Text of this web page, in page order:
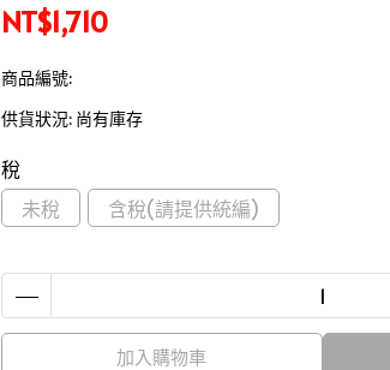
NT$1,710
商品編號:
供貨狀況: 尚有庫存
稅
未稅
含稅(請提供統編)
加入購物車